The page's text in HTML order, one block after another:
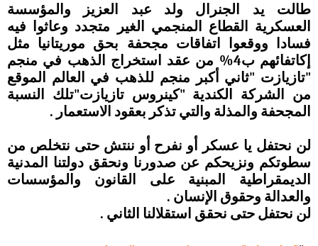
طالت يد الجنرال ولد عبد العزيز والمؤسسة
العسكرية القطاع المنجمي الغير متجدد وعاثوا فيه
فسادا ووقعوا اتفاقات مجحفة بحق موريتانيا مثل
إكاتفائهم ب4% من عقد استخراج الذهب في منجم
"تازيازت "ثاني أكبر منجم للذهب في العالم الموقع
من الشركة الكندية "كينروس تازيازت"تلك النسبة
المجحفة والمذلة والتي تذكر بعقود الاستعمار .
لن نحتفل يا عسكر أو نفرح أو ننتش حتى نتخلص من
سطوتكم ونزيحكم عن صدورنا ونحقق دولتنا المدنية
الديمقراطية المبنية على القانون والمؤسسات
والعدالة وحقوق الإنسان .
لن نحتفل حتى نحقق استقلالنا الثاني .